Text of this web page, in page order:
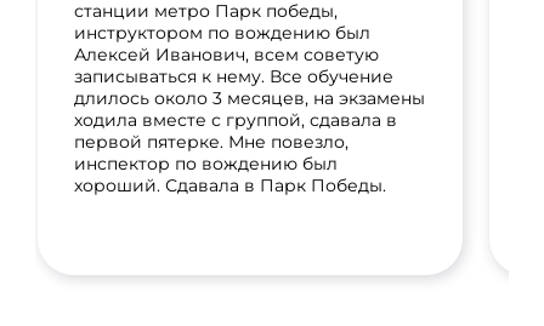
станции метро Парк победы,
инструктором по вождению был
Алексей Иванович, всем советую
записываться к нему. Все обучение
длилось около 3 месяцев, на экзамены
ходила вместе с группой, сдавала в
первой пятерке. Мне повезло,
инспектор по вождению был
хороший. Сдавала в Парк Победы.